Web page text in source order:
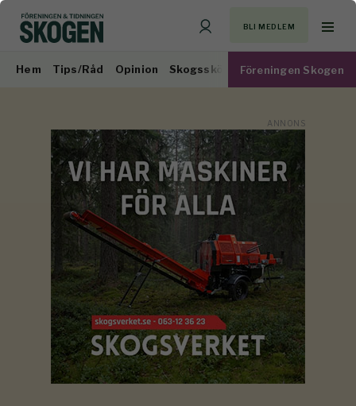
BLI MEDLEM
Hem Tips/Råd Opinion Skogsskötsel Virkesmarknad
Föreningen Skogen